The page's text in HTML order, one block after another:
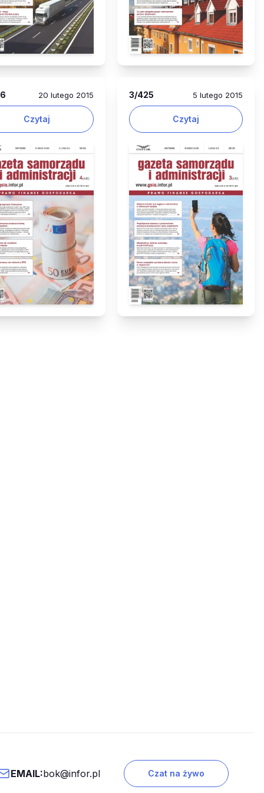
20 lutego 2015
Czytaj
3/425 5 lutego 2015
Czytaj
EMAIL:bok@infor.pl Czat na żywo